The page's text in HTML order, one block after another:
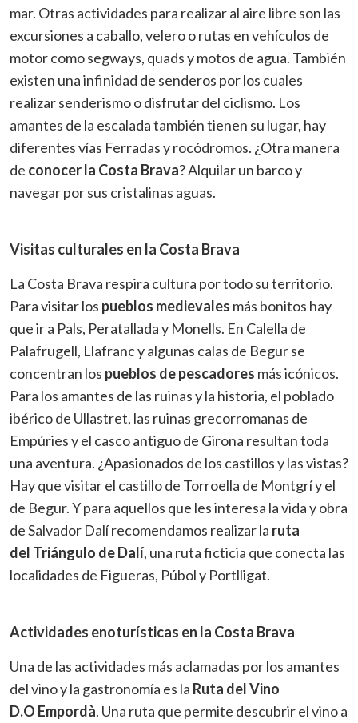
Gestionar mi reserva
Enviar
mar. Otras actividades para realizar al aire libre son las
excursiones a caballo, velero o rutas en vehículos de
motor como segways, quads y motos de agua. También
existen una infinidad de senderos por los cuales
realizar senderismo o disfrutar del ciclismo. Los
amantes de la escalada también tienen su lugar, hay
diferentes vías Ferradas y rocódromos. ¿Otra manera
de conocer la Costa Brava? Alquilar un barco y
navegar por sus cristalinas aguas.
Visitas culturales en la Costa Brava
La Costa Brava respira cultura por todo su territorio.
Para visitar los pueblos medievales más bonitos hay
que ir a Pals, Peratallada y Monells. En Calella de
Palafrugell, Llafranc y algunas calas de Begur se
concentran los pueblos de pescadores más icónicos.
Para los amantes de las ruinas y la historia, el poblado
ibérico de Ullastret, las ruinas grecorromanas de
Empúries y el casco antiguo de Girona resultan toda
una aventura. ¿Apasionados de los castillos y las vistas?
Hay que visitar el castillo de Torroella de Montgrí y el
de Begur. Y para aquellos que les interesa la vida y obra
de Salvador Dalí recomendamos realizar la ruta
del Triángulo de Dalí, una ruta ficticia que conecta las
localidades de Figueras, Púbol y Portlligat.
Actividades enoturísticas en la Costa Brava
Una de las actividades más aclamadas por los amantes
del vino y la gastronomía es la Ruta del Vino
D.O Empordà. Una ruta que permite descubrir el vino a